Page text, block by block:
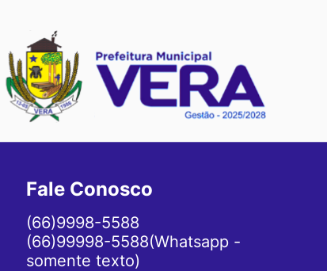
Fale Conosco
(66)9998-5588
(66)99998-5588(Whatsapp -
somente texto)